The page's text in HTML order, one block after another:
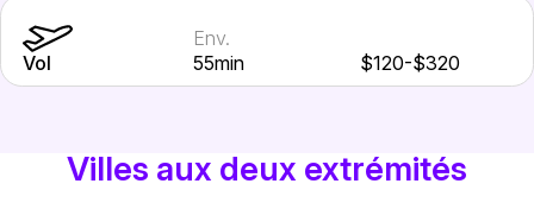
Vol
Env.
55min
$120-$320
Villes aux deux extrémités